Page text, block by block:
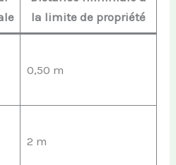
la limite de propriété
0,50 m
2 m